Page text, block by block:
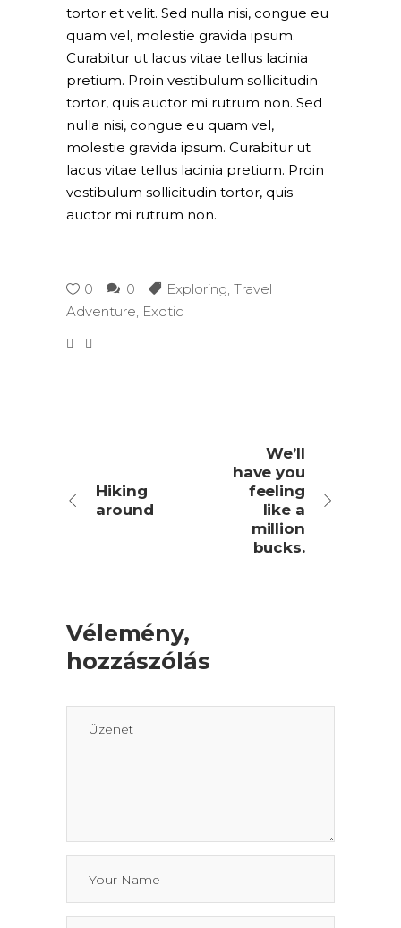
tortor et velit. Sed nulla nisi, congue eu
quam vel, molestie gravida ipsum.
Curabitur ut lacus vitae tellus lacinia
pretium. Proin vestibulum sollicitudin
tortor, quis auctor mi rutrum non. Sed
nulla nisi, congue eu quam vel,
molestie gravida ipsum. Curabitur ut
lacus vitae tellus lacinia pretium. Proin
vestibulum sollicitudin tortor, quis
auctor mi rutrum non.
0 0 Exploring Travel
Adventure Exotic
Hiking
around
We’ll
have you
feeling
like a
million
bucks.
Vélemény,
hozzászólás